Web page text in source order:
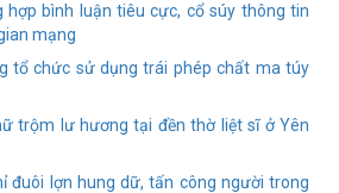
bình luận tiêu cực, cổ súy thông tin
mạng
tổ chức sử dụng trái phép chất ma túy
trộm lư hương tại đền thờ liệt sĩ ở Yên
đuôi lợn hung dữ, tấn công người trong